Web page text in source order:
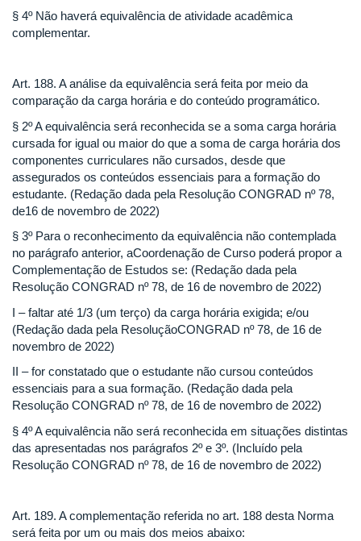
§ 4º Não haverá equivalência de atividade acadêmica
complementar.
Art. 188. A análise da equivalência será feita por meio da
comparação da carga horária e do conteúdo programático.
§ 2º A equivalência será reconhecida se a soma carga horária
cursada for igual ou maior do que a soma de carga horária dos
componentes curriculares não cursados, desde que
assegurados os conteúdos essenciais para a formação do
estudante. (Redação dada pela Resolução CONGRAD nº 78,
de16 de novembro de 2022)
§ 3º Para o reconhecimento da equivalência não contemplada
no parágrafo anterior, aCoordenação de Curso poderá propor a
Complementação de Estudos se: (Redação dada pela
Resolução CONGRAD nº 78, de 16 de novembro de 2022)
I – faltar até 1/3 (um terço) da carga horária exigida; e/ou
(Redação dada pela ResoluçãoCONGRAD nº 78, de 16 de
novembro de 2022)
II – for constatado que o estudante não cursou conteúdos
essenciais para a sua formação. (Redação dada pela
Resolução CONGRAD nº 78, de 16 de novembro de 2022)
§ 4º A equivalência não será reconhecida em situações distintas
das apresentadas nos parágrafos 2º e 3º. (Incluído pela
Resolução CONGRAD nº 78, de 16 de novembro de 2022)
Art. 189. A complementação referida no art. 188 desta Norma
será feita por um ou mais dos meios abaixo: